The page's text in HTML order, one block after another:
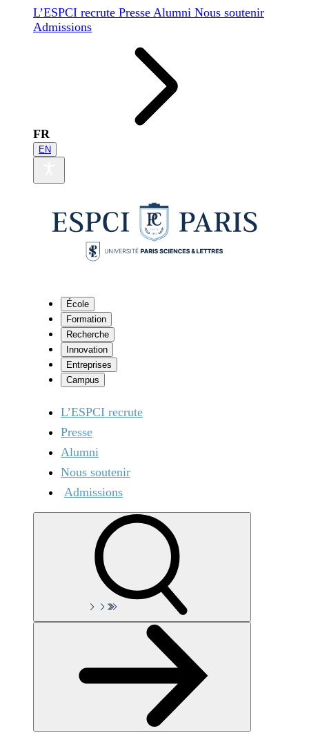
L’ESPCI recrute Presse Alumni Nous soutenir
Admissions
FR
EN
École
Formation
Recherche
Innovation
Entreprises
Campus
L’ESPCI recrute
Presse
Alumni
Nous soutenir
Admissions